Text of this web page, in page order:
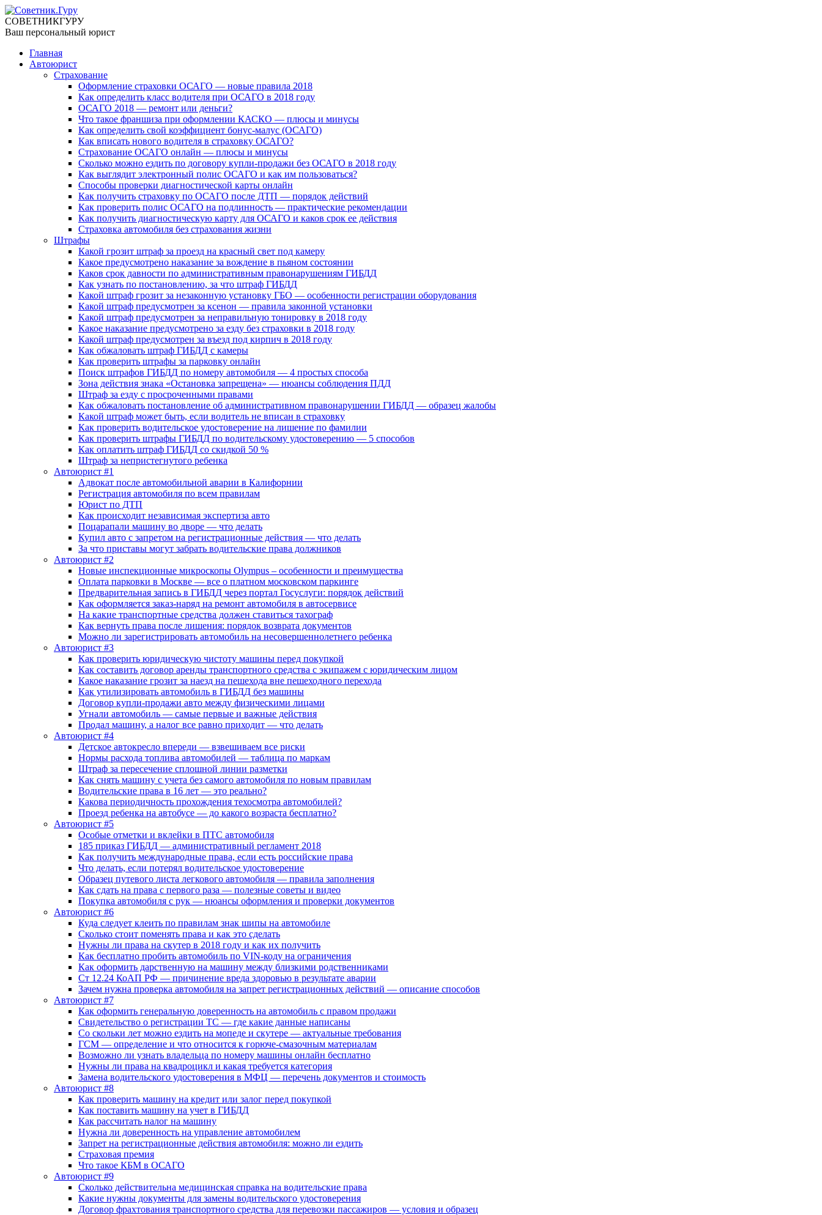
СОВЕТНИКГУРУ
Ваш персональный юрист
Главная
Автоюрист
Страхование
Оформление страховки ОСАГО — новые правила 2018
Как определить класс водителя при ОСАГО в 2018 году
ОСАГО 2018 — ремонт или деньги?
Что такое франшиза при оформлении КАСКО — плюсы и минусы
Как определить свой коэффициент бонус-малус (ОСАГО)
Как вписать нового водителя в страховку ОСАГО?
Страхование ОСАГО онлайн — плюсы и минусы
Сколько можно ездить по договору купли-продажи без ОСАГО в 2018 году
Как выглядит электронный полис ОСАГО и как им пользоваться?
Способы проверки диагностической карты онлайн
Как получить страховку по ОСАГО после ДТП — порядок действий
Как проверить полис ОСАГО на подлинность — практические рекомендации
Как получить диагностическую карту для ОСАГО и каков срок ее действия
Страховка автомобиля без страхования жизни
Штрафы
Какой грозит штраф за проезд на красный свет под камеру
Какое предусмотрено наказание за вождение в пьяном состоянии
Каков срок давности по административным правонарушениям ГИБДД
Как узнать по постановлению, за что штраф ГИБДД
Какой штраф грозит за незаконную установку ГБО — особенности регистрации оборудования
Какой штраф предусмотрен за ксенон — правила законной установки
Какой штраф предусмотрен за неправильную тонировку в 2018 году
Какое наказание предусмотрено за езду без страховки в 2018 году
Какой штраф предусмотрен за въезд под кирпич в 2018 году
Как обжаловать штраф ГИБДД с камеры
Как проверить штрафы за парковку онлайн
Поиск штрафов ГИБДД по номеру автомобиля — 4 простых способа
Зона действия знака «Остановка запрещена» — нюансы соблюдения ПДД
Штраф за езду с просроченными правами
Как обжаловать постановление об административном правонарушении ГИБДД — образец жалобы
Какой штраф может быть, если водитель не вписан в страховку
Как проверить водительское удостоверение на лишение по фамилии
Как проверить штрафы ГИБДД по водительскому удостоверению — 5 способов
Как оплатить штраф ГИБДД со скидкой 50 %
Штраф за непристегнутого ребенка
Автоюрист #1
Адвокат после автомобильной аварии в Калифорнии
Регистрация автомобиля по всем правилам
Юрист по ДТП
Как происходит независимая экспертиза авто
Поцарапали машину во дворе — что делать
Купил авто с запретом на регистрационные действия — что делать
За что приставы могут забрать водительские права должников
Автоюрист #2
Новые инспекционные микроскопы Olympus – особенности и преимущества
Оплата парковки в Москве — все о платном московском паркинге
Предварительная запись в ГИБДД через портал Госуслуги: порядок действий
Как оформляется заказ-наряд на ремонт автомобиля в автосервисе
На какие транспортные средства должен ставиться тахограф
Как вернуть права после лишения: порядок возврата документов
Можно ли зарегистрировать автомобиль на несовершеннолетнего ребенка
Автоюрист #3
Как проверить юридическую чистоту машины перед покупкой
Как составить договор аренды транспортного средства с экипажем с юридическим лицом
Какое наказание грозит за наезд на пешехода вне пешеходного перехода
Как утилизировать автомобиль в ГИБДД без машины
Договор купли-продажи авто между физическими лицами
Угнали автомобиль — самые первые и важные действия
Продал машину, а налог все равно приходит — что делать
Автоюрист #4
Детское автокресло впереди — взвешиваем все риски
Нормы расхода топлива автомобилей — таблица по маркам
Штраф за пересечение сплошной линии разметки
Как снять машину с учета без самого автомобиля по новым правилам
Водительские права в 16 лет — это реально?
Какова периодичность прохождения техосмотра автомобилей?
Проезд ребенка на автобусе — до какого возраста бесплатно?
Автоюрист #5
Особые отметки и вклейки в ПТС автомобиля
185 приказ ГИБДД — административный регламент 2018
Как получить международные права, если есть российские права
Что делать, если потерял водительское удостоверение
Образец путевого листа легкового автомобиля — правила заполнения
Как сдать на права с первого раза — полезные советы и видео
Покупка автомобиля с рук — нюансы оформления и проверки документов
Автоюрист #6
Куда следует клеить по правилам знак шипы на автомобиле
Сколько стоит поменять права и как это сделать
Нужны ли права на скутер в 2018 году и как их получить
Как бесплатно пробить автомобиль по VIN-коду на ограничения
Как оформить дарственную на машину между близкими родственниками
Ст 12.24 КоАП РФ — причинение вреда здоровью в результате аварии
Зачем нужна проверка автомобиля на запрет регистрационных действий — описание способов
Автоюрист #7
Как оформить генеральную доверенность на автомобиль с правом продажи
Свидетельство о регистрации ТС — где какие данные написаны
Со скольки лет можно ездить на мопеде и скутере — актуальные требования
ГСМ — определение и что относится к горюче-смазочным материалам
Возможно ли узнать владельца по номеру машины онлайн бесплатно
Нужны ли права на квадроцикл и какая требуется категория
Замена водительского удостоверения в МФЦ — перечень документов и стоимость
Автоюрист #8
Как проверить машину на кредит или залог перед покупкой
Как поставить машину на учет в ГИБДД
Как рассчитать налог на машину
Нужна ли доверенность на управление автомобилем
Запрет на регистрационные действия автомобиля: можно ли ездить
Страховая премия
Что такое КБМ в ОСАГО
Автоюрист #9
Сколько действительна медицинская справка на водительские права
Какие нужны документы для замены водительского удостоверения
Договор фрахтования транспортного средства для перевозки пассажиров — условия и образец